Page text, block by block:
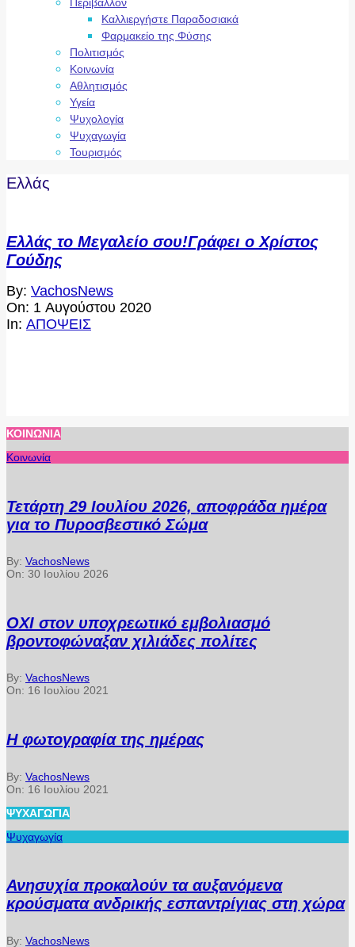
Περιβάλλον
Καλλιεργήστε Παραδοσιακά
Φαρμακείο της Φύσης
Πολιτισμός
Κοινωνία
Αθλητισμός
Υγεία
Ψυχολογία
Ψυχαγωγία
Τουρισμός
Ελλάς
Ελλάς το Μεγαλείο σου!Γράφει ο Χρίστος
Γούδης
2020-
08-
01
By: VachosNews
On: 1 Αυγούστου 2020
In: ΑΠΟΨΕΙΣ
ΚΟΙΝΩΝΊΑ
Κοινωνία
Τετάρτη 29 Ιουλίου 2026, αποφράδα ημέρα
για το Πυροσβεστικό Σώμα
By: VachosNews
On: 30 Ιουλίου 2026
ΟΧΙ στον υποχρεωτικό εμβολιασμό
βροντοφώναξαν χιλιάδες πολίτες
By: VachosNews
On: 16 Ιουλίου 2021
Η φωτογραφία της ημέρας
By: VachosNews
On: 16 Ιουλίου 2021
ΨΥΧΑΓΩΓΊΑ
Ψυχαγωγία
Ανησυχία προκαλούν τα αυξανόμενα
κρούσματα ανδρικής εσπαντρίγιας στη χώρα
By: VachosNews